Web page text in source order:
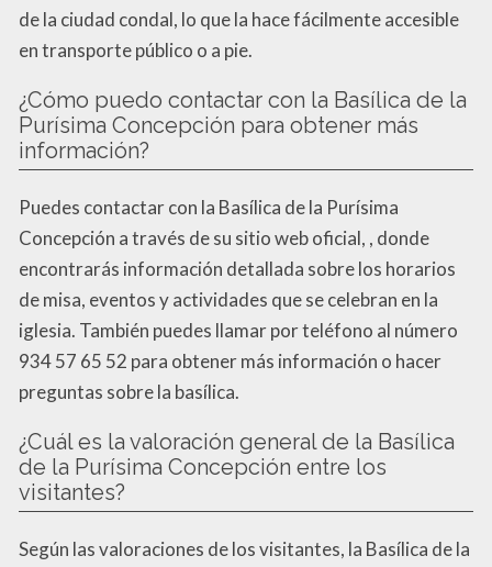
de la ciudad condal, lo que la hace fácilmente accesible
en transporte público o a pie.
¿Cómo puedo contactar con la Basílica de la
Purísima Concepción para obtener más
información?
Puedes contactar con la Basílica de la Purísima
Concepción a través de su sitio web oficial, , donde
encontrarás información detallada sobre los horarios
de misa, eventos y actividades que se celebran en la
iglesia. También puedes llamar por teléfono al número
934 57 65 52 para obtener más información o hacer
preguntas sobre la basílica.
¿Cuál es la valoración general de la Basílica
de la Purísima Concepción entre los
visitantes?
Según las valoraciones de los visitantes, la Basílica de la